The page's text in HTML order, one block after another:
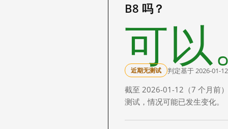
B8 吗？
可以
近期无测试 判定基于 2026-01-
截至 2026-01-12（7 个月前
测试，情况可能已发生变化。